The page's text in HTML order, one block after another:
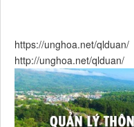
https://unghoa.net/qlduan/
http://unghoa.net/qlduan/